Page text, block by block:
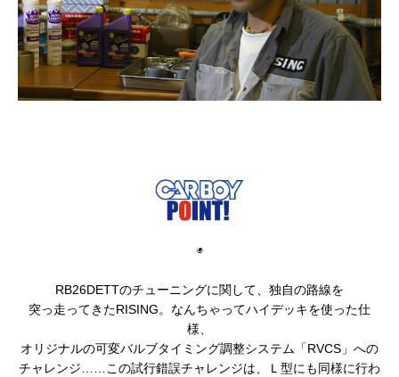
◉
RB26DETTのチューニングに関して、独自の路線を
突っ走ってきたRISING。なんちゃってハイデッキを使った仕
様、
オリジナルの可変バルブタイミング調整システム「RVCS」への
チャレンジ……この試行錯誤チャレンジは、Ｌ型にも同様に行わ